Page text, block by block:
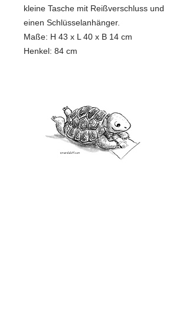
kleine Tasche mit Reißverschluss und
einen Schlüsselanhänger.
Maße: H 43 x L 40 x B 14 cm
Henkel: 84 cm